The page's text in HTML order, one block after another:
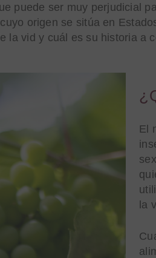
puede ser muy perjudicial
origen se sitúa en
la vid y cuál es su historia a
El
la